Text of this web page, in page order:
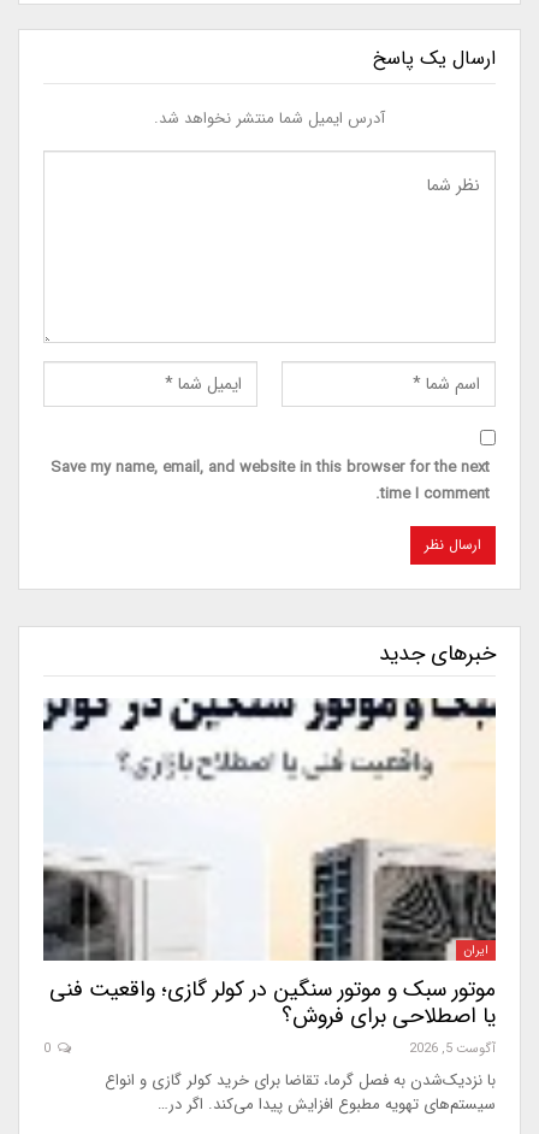
ارسال یک پاسخ
آدرس ایمیل شما منتشر نخواهد شد.
Save my name, email, and website in this browser for the next
time I comment.
خبرهای جدید
ایران
موتور سبک و موتور سنگین در کولر گازی؛ واقعیت فنی
یا اصطلاحی برای فروش؟
آگوست 5, 2026
با نزدیک‌شدن به فصل گرما، تقاضا برای خرید کولر گازی و انواع
سیستم‌های تهویه مطبوع افزایش پیدا می‌کند. اگر در…